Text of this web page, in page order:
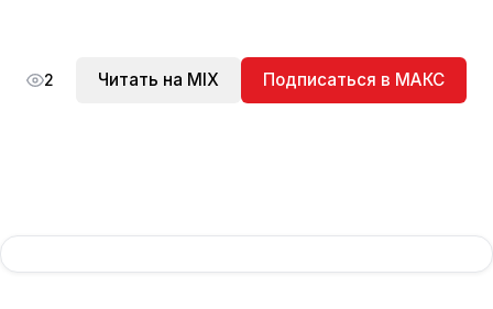
2 Читать на MIX Подписаться в МАКС